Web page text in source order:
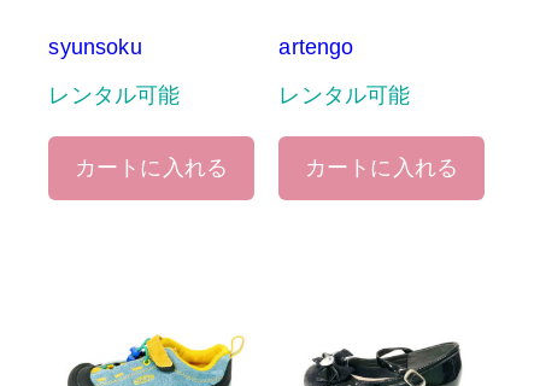
syunsoku
レンタル可能
カートに入れる
artengo
レンタル可能
カートに入れる